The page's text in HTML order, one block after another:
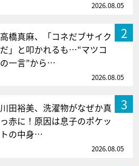
2026.08.05
2
高橋真麻、「コネだブサイク
だ」と叩かれるも…“マツコ
の一言”から…
2026.08.05
3
川田裕美、洗濯物がなぜか真
っ赤に！原因は息子のポケッ
トの中身…
2026.08.05